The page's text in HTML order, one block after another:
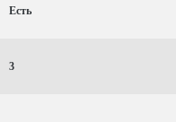
Есть
3